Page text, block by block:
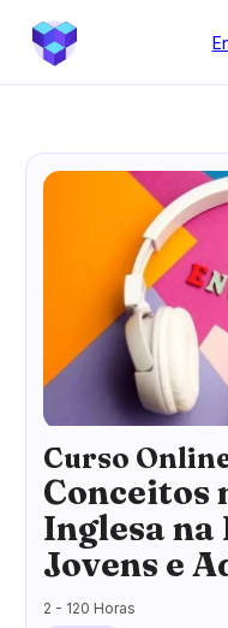
Curso
Conceitos
Inglesa na
Jovens e
2 - 120 Horas